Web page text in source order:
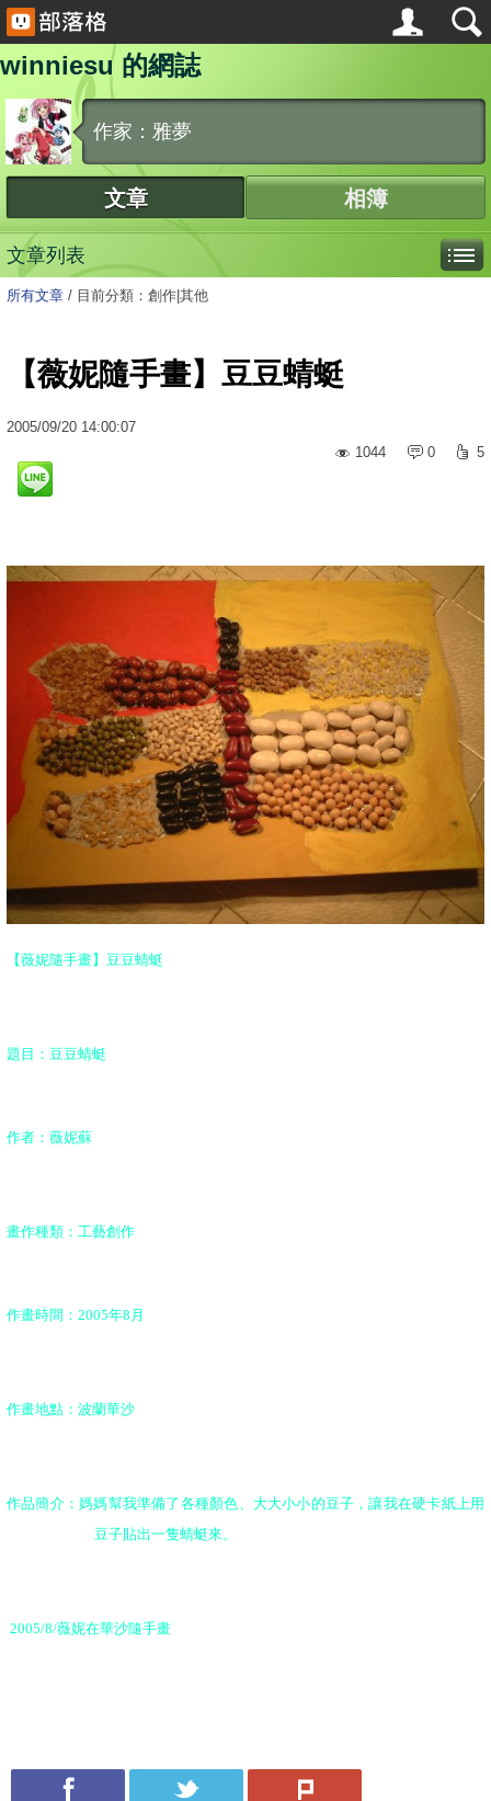
winniesu 的網誌
作家：雅夢
文章 相簿
文章列表
所有文章 / 目前分類：創作|其他
【薇妮隨手畫】豆豆蜻蜓
2005/09/20 14:00:07
1044
0 5
【薇妮隨手畫】豆豆蜻蜓
題目：豆豆蜻蜓
作者：薇妮蘇
畫作種類：工藝創作
作畫時間： 2005年8 月
作畫地點：波蘭華沙
作品簡介：媽媽幫我準備了各種顏色、大大小小的豆子，讓我在硬卡紙上用
豆子貼出一隻蜻蜓來。
2005/8/薇妮在華沙隨手畫